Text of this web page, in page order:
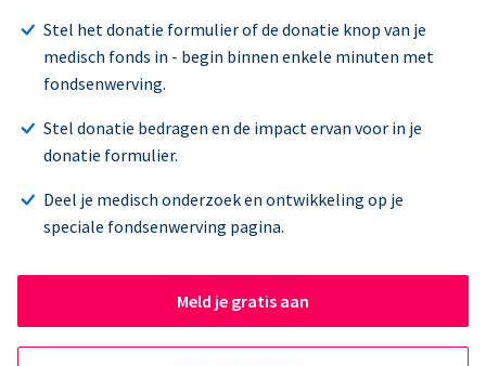
Stel het donatie formulier of de donatie knop van je
medisch fonds in - begin binnen enkele minuten met
fondsenwerving.
Stel donatie bedragen en de impact ervan voor in je
donatie formulier.
Deel je medisch onderzoek en ontwikkeling op je
speciale fondsenwerving pagina.
Meld je gratis aan